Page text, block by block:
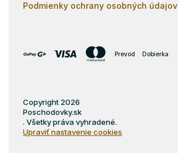
Podmienky ochrany osobných údajov
Prevod Dobierka
Copyright 2026
Poschodovky.sk
. Všetky práva vyhradené.
Upraviť nastavenie cookies